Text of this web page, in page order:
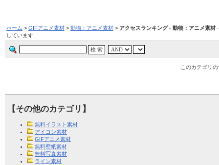
ホーム > GIFアニメ素材 > 動物：アニメ素材 > アクセスランキング - 動物：アニメ素材
しています
このカテゴリ
【その他のカテゴリ】
無料イラスト素材
アイコン素材
GIFアニメ素材
無料壁紙素材
無料写真素材
ライン素材